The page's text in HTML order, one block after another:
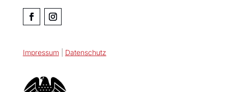
Impressum Datenschutz